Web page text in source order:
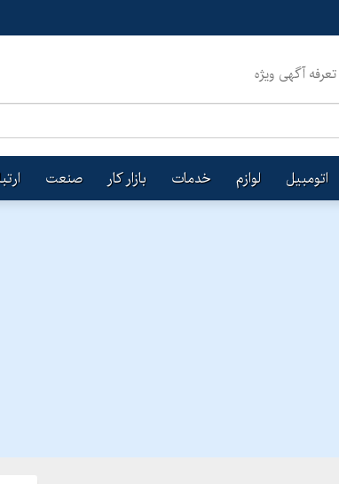
تعرفه آگهی ویژه
اتومبیل لوازم خدمات بازار کار صنعت